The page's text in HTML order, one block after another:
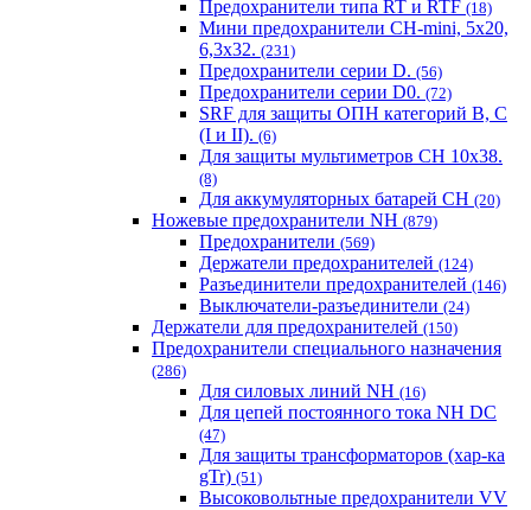
Предохранители типа RT и RTF (18)
Мини предохранители CH-mini, 5x20,
6,3x32. (231)
Предохранители серии D. (56)
Предохранители серии D0. (72)
SRF для защиты ОПН категорий B, C
(I и II). (6)
Для защиты мультиметров CH 10х38.
(8)
Для аккумуляторных батарей CH (20)
Ножевые предохранители NH (879)
Предохранители (569)
Держатели предохранителей (124)
Разъединители предохранителей (146)
Выключатели-разъединители (24)
Держатели для предохранителей (150)
Предохранители специального назначения
(286)
Для силовых линий NH (16)
Для цепей постоянного тока NH DC
(47)
Для защиты трансформаторов (хар-ка
gTr) (51)
Высоковольтные предохранители VV